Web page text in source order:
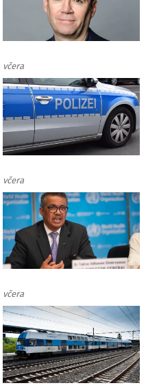
včera
včera
včera